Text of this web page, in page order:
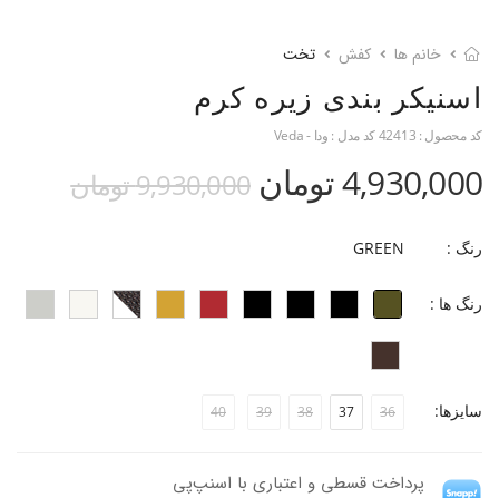
خانم ها کفش تخت
اسنیکر بندی زیره کرم
کد محصول : 42413کد مدل : ودا - Veda
4,930,000 تومان 9,930,000 تومان
رنگ : GREEN
رنگ ها :
سایزها: 36
37
38
39
40
پرداخت قسطی و اعتباری با اسنپ‌پی